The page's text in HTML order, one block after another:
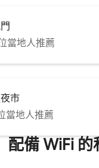
當地人推薦
市
當地人推薦
配備 WiFi 的